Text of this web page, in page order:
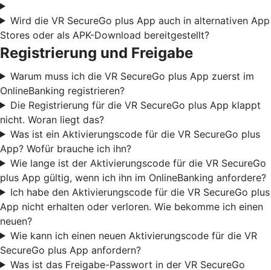
Wird die VR SecureGo plus App auch in alternativen App
Stores oder als APK-Download bereitgestellt?
Registrierung und Freigabe
Warum muss ich die VR SecureGo plus App zuerst im
OnlineBanking registrieren?
Die Registrierung für die VR SecureGo plus App klappt
nicht. Woran liegt das?
Was ist ein Aktivierungscode für die VR SecureGo plus
App? Wofür brauche ich ihn?
Wie lange ist der Aktivierungscode für die VR SecureGo
plus App gültig, wenn ich ihn im OnlineBanking anfordere?
Ich habe den Aktivierungscode für die VR SecureGo plus
App nicht erhalten oder verloren. Wie bekomme ich einen
neuen?
Wie kann ich einen neuen Aktivierungscode für die VR
SecureGo plus App anfordern?
Was ist das Freigabe-Passwort in der VR SecureGo